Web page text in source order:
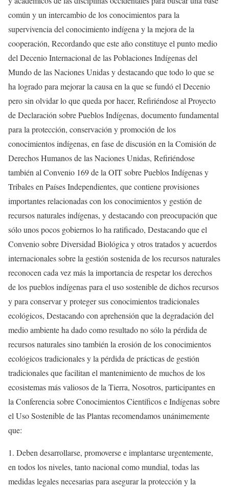
común y un intercambio de los conocimientos para la
supervivencia del conocimiento indígena y la mejora de la
cooperación, Recordando que este año constituye el punto medio
del Decenio Internacional de las Poblaciones Indígenas del
Mundo de las Naciones Unidas y destacando que todo lo que se
ha logrado para mejorar la causa en la que se fundó el Decenio
pero sin olvidar lo que queda por hacer, Refiriéndose al Proyecto
de Declaración sobre Pueblos Indígenas, documento fundamental
para la protección, conservación y promoción de los
conocimientos indígenas, en fase de discusión en la Comisión de
Derechos Humanos de las Naciones Unidas, Refiriéndose
también al Convenio 169 de la OIT sobre Pueblos Indígenas y
Tribales en Países Independientes, que contiene provisiones
importantes relacionadas con los conocimientos y gestión de
recursos naturales indígenas, y destacando con preocupación que
sólo unos pocos gobiernos lo ha ratificado, Destacando que el
Convenio sobre Diversidad Biológica y otros tratados y acuerdos
internacionales sobre la gestión sostenida de los recursos naturales
reconocen cada vez más la importancia de respetar los derechos
de los pueblos indígenas para el uso sostenible de dichos recursos
y para conservar y proteger sus conocimientos tradicionales
ecológicos, Destacando con aprehensión que la degradación del
medio ambiente ha dado como resultado no sólo la pérdida de
recursos naturales sino también la erosión de los conocimientos
ecológicos tradicionales y la pérdida de prácticas de gestión
tradicionales que facilitan el mantenimiento de muchos de los
ecosistemas más valiosos de la Tierra, Nosotros, participantes en
la Conferencia sobre Conocimientos Científicos e Indígenas sobre
el Uso Sostenible de las Plantas recomendamos unánimemente
que:
1. Deben desarrollarse, promoverse e implantarse urgentemente,
en todos los niveles, tanto nacional como mundial, todas las
medidas legales necesarias para asegurar la protección y la